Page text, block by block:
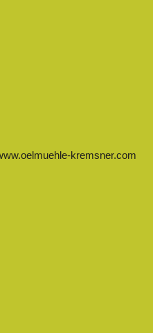
kremsner.com